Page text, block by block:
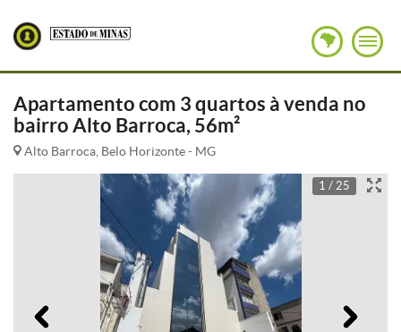
Apartamento com 3 quartos à venda no
bairro Alto Barroca, 56m²
Alto Barroca, Belo Horizonte - MG
1 / 25
Anterior